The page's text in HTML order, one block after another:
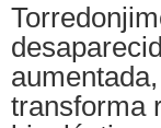
transforma